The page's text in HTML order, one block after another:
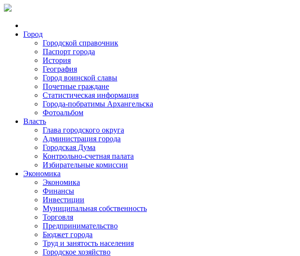
Город
Городской справочник
Паспорт города
История
География
Город воинской славы
Почетные граждане
Статистическая информация
Города-побратимы Архангельска
Фотоальбом
Власть
Глава городского округа
Администрация города
Городская Дума
Контрольно-счетная палата
Избирательные комиссии
Экономика
Экономика
Финансы
Инвестиции
Муниципальная собственность
Торговля
Предпринимательство
Бюджет города
Труд и занятость населения
Городское хозяйство